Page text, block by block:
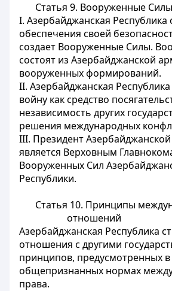
Статья 9. Вооруженные Силы
I. Азербайджанская Республика
обеспечения своей
создает Вооруженные Силы.
состоят из Азербайджанской
вооруженных формирований.
II. Азербайджанская Республика
войну как средство
независимость других
решения международных
III. Президент
является Верховным
Вооруженных Сил
Республики.
Статья 10. Принципы
отношений
Азербайджанская Республика
отношения с другими
принципов, предусмотренных в
общепризнанных нормах
права.